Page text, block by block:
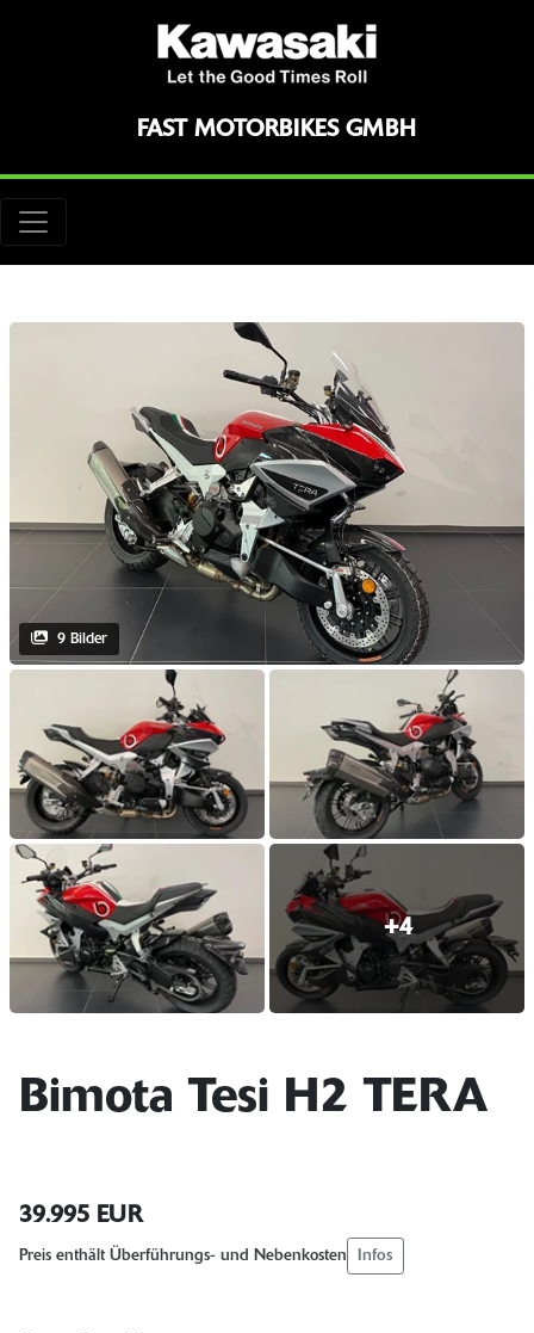
FAST MOTORBIKES GMBH
9 Bilder
+4
Bimota Tesi H2 TERA
39.995 EUR
Preis enthält Überführungs- und Nebenkosten Infos